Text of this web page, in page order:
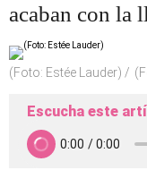
acaban con la
(Foto: Estée Lauder)
Escucha este